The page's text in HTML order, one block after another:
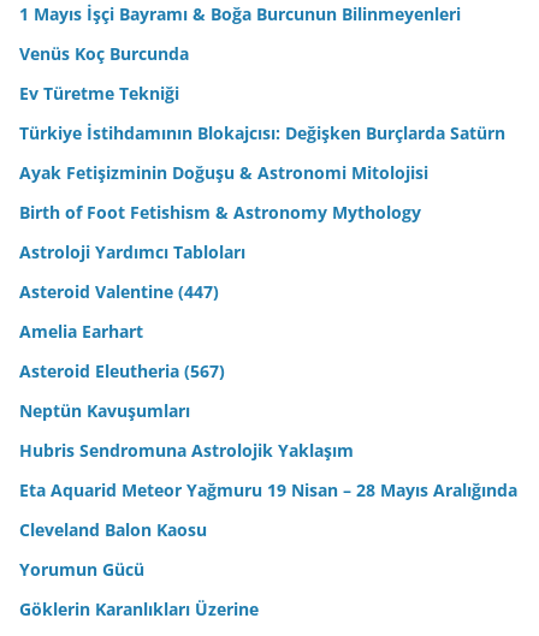
1 Mayıs İşçi Bayramı & Boğa Burcunun Bilinmeyenleri
Venüs Koç Burcunda
Ev Türetme Tekniği
Türkiye İstihdamının Blokajcısı: Değişken Burçlarda Satürn
Ayak Fetişizminin Doğuşu & Astronomi Mitolojisi
Birth of Foot Fetishism & Astronomy Mythology
Astroloji Yardımcı Tabloları
Asteroid Valentine (447)
Amelia Earhart
Asteroid Eleutheria (567)
Neptün Kavuşumları
Hubris Sendromuna Astrolojik Yaklaşım
Eta Aquarid Meteor Yağmuru 19 Nisan – 28 Mayıs Aralığında
Cleveland Balon Kaosu
Yorumun Gücü
Göklerin Karanlıkları Üzerine